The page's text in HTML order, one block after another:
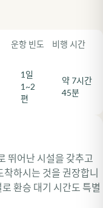
운항 빈도 비행 시간
1일
1~2
편
약 7시간
45분
뛰어난 시설을 갖추고
착하시는 것을 권장합니
환승 대기 시간도 특별